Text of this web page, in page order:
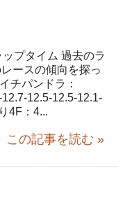
プタイム 過去のラ
ースの傾向を探っ
チパンドラ：
12.5-12.5-12.1-
4F：4...
この記事を読む »